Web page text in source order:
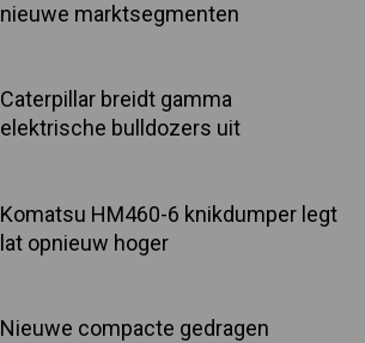
nieuwe marktsegmenten
Caterpillar breidt gamma
elektrische bulldozers uit
Komatsu HM460-6 knikdumper legt
lat opnieuw hoger
Nieuwe compacte gedragen